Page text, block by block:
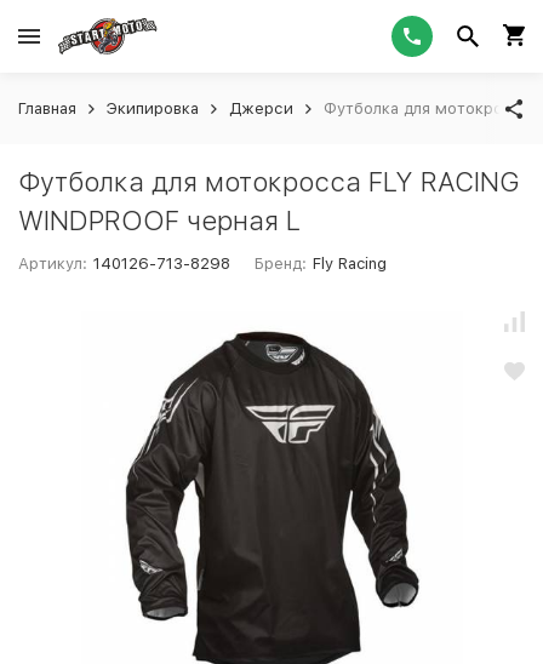
Главная Экипировка Джерси Футболка для мотокросса
Футболка для мотокросса FLY RACING
WINDPROOF черная L
Артикул: 140126-713-8298 Бренд: Fly Racing